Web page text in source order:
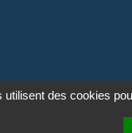
Politique de
utilisent des cookies